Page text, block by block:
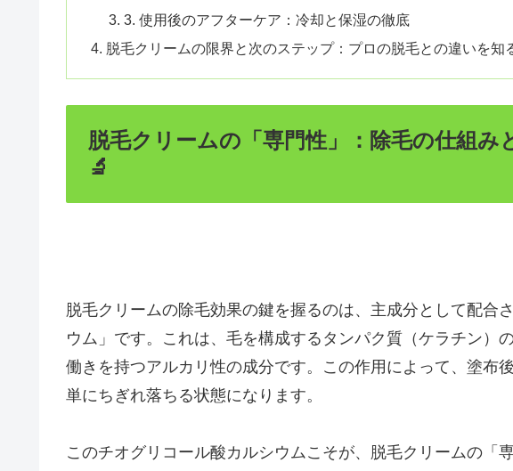
3. 使用後のアフターケア：冷却と保湿の徹底
脱毛クリームの限界と次のステップ：プロの脱毛との違いを知
脱毛クリームの「専門性」：除毛の仕組み
🔬
脱毛クリームの除毛効果の鍵を握るのは、主成分として配合
ウム」です。これは、毛を構成するタンパク質（ケラチン）
働きを持つアルカリ性の成分です。この作用によって、塗布
単にちぎれ落ちる状態になります。
このチオグリコール酸カルシウムこそが、脱毛クリームの「